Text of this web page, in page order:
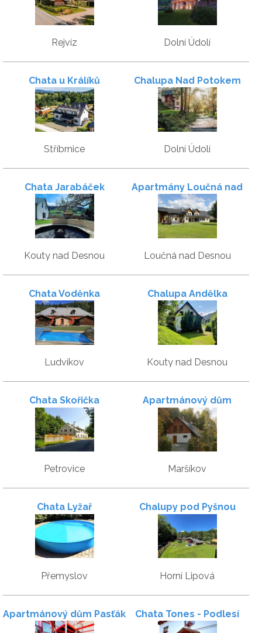
Rejvíz Dolní Údolí
Chata u Králíků
Stříbrnice
Chalupa Nad Potokem
Dolní Údolí
Chata Jarabáček
Kouty nad Desnou
Apartmány Loučná nad
Desnou
Loučná nad Desnou
Chata Voděnka
Ludvíkov
Chalupa Andělka
Kouty nad Desnou
Chata Skořička
Petrovice
Apartmánový dům
Maršíkov
Chata Lyžař
Přemyslov
Chalupy pod Pyšnou
loukou
Horní Lipová
Apartmánový dům Pasťák Chata Tones - Podlesí